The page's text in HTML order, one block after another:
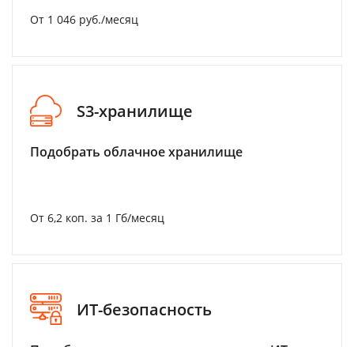
От 1 046 руб./месяц
S3-хранилище
Подобрать облачное хранилище
От 6,2 коп. за 1 Гб/месяц
ИТ-безопасность